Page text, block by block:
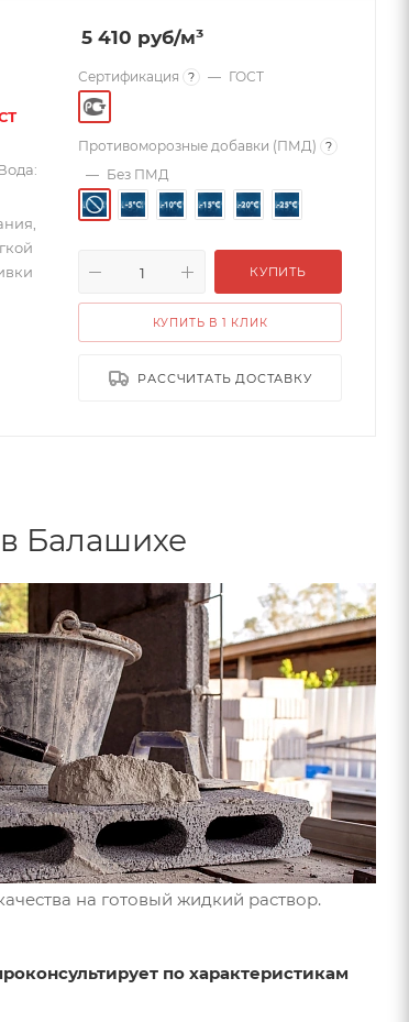
5 410 руб/м³
Сертификация ? — ГОСТ
Противоморозные добавки (ПМД) ?
— Без ПМД
КУПИТЬ
КУПИТЬ В 1 КЛИК
РАССЧИТАТЬ ДОСТАВКУ
Балашихе
на готовый жидкий раствор.
по характеристикам